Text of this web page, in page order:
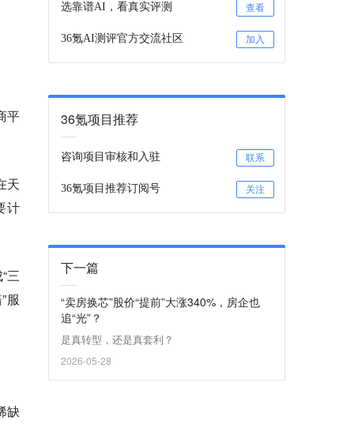
平
天
计
三
服
缺
选靠谱AI，看真实评测 查看
36氪AI测评官方交流社区 加入
36氪项目推荐
咨询项目审核和入驻 联系
36氪项目推荐订阅号 关注
下一篇
“卖房换芯”股价“提前”大涨340%，房企也
追“光”？
是真转型，还是真套利？
2026-05-28